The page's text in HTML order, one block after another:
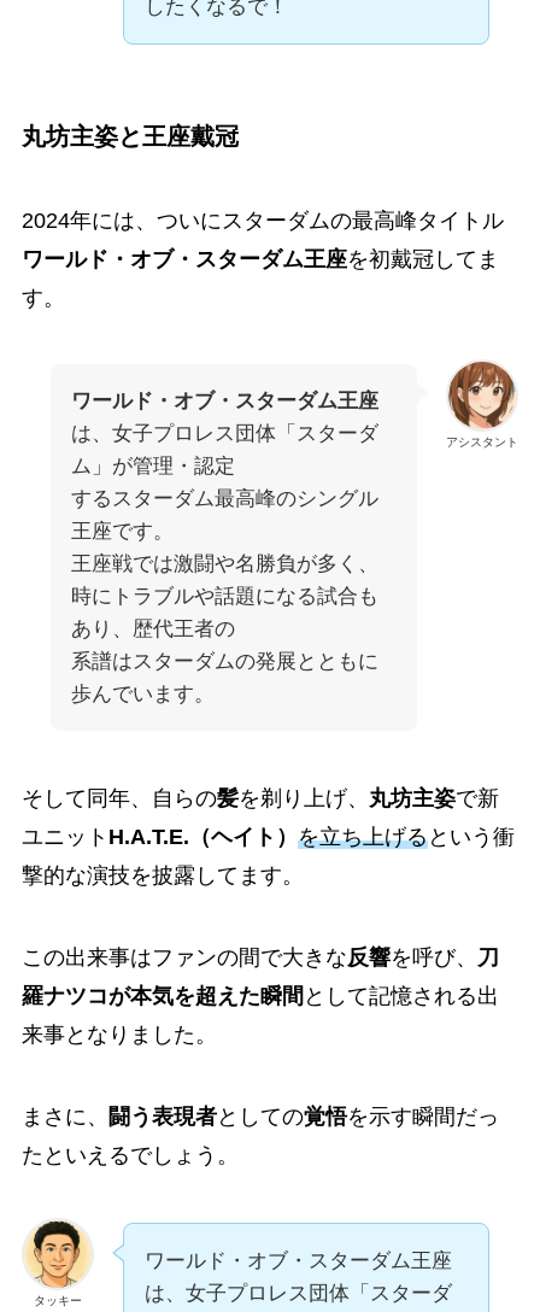
したくなるで！
丸坊主姿と王座戴冠
2024年には、ついにスターダムの最高峰タイトル
ワールド・オブ・スターダム王座を初戴冠してま
す。
アシスタント
ワールド・オブ・スターダム王座
は、女子プロレス団体「スターダ
ム」が管理・認定
するスターダム最高峰のシングル
王座です。
王座戦では激闘や名勝負が多く、
時にトラブルや話題になる試合も
あり、歴代王者の
系譜はスターダムの発展とともに
歩んでいます。
そして同年、自らの髪を剃り上げ、 丸坊主姿で新
ユニット H.A.T.E.（ヘイト） を立ち上げるという衝
撃的な演技を披露してます。
この出来事はファンの間で大きな反響を呼び、
刀
羅ナツコが本気を超えた瞬間 として記憶される出
来事となりました。
まさに、 闘う表現者としての覚悟を示す瞬間だっ
たといえるでしょう。
タッキー
ワールド・オブ・スターダム王座
は、女子プロレス団体「スターダ